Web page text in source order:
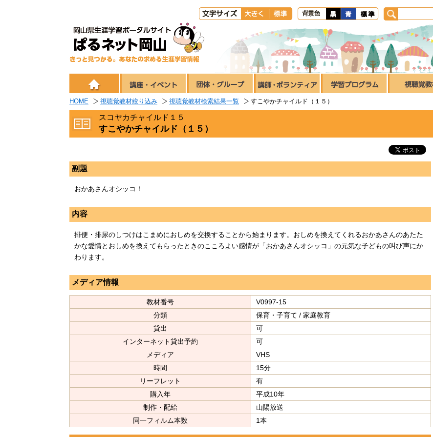
HOME 視聴覚教材絞り込み 視聴覚教材検索結果一覧 すこやかチャイルド（１５）
スコヤカチャイルド１５
すこやかチャイルド（１５）
副題
おかあさんオシッコ！
内容
排便・排尿のしつけはこまめにおしめを交換することから始まります。おしめを換えてくれるおかあさんのあたた
かな愛情とおしめを換えてもらったときのこころよい感情が「おかあさんオシッコ」の元気な子どもの叫び声にか
わります。
メディア情報
教材番号
V0997-15
分類
保育・子育て / 家庭教育
貸出
可
インターネット貸出予約
可
メディア
VHS
時間
15分
リーフレット
有
購入年
平成10年
制作・配給
山陽放送
同一フィルム本数
1本